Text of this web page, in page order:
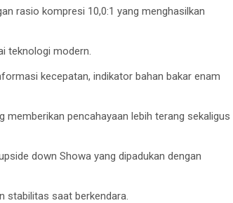
rasio kompresi 10,0:1 yang menghasilkan
teknologi modern.
kecepatan, indikator bahan bakar enam
memberikan pencahayaan lebih terang sekaligus
down Showa yang dipadukan dengan
stabilitas saat berkendara.